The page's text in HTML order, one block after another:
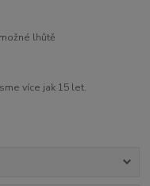
lhůtě
více jak 15 let.